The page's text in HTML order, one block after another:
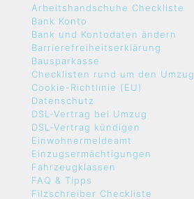
Arbeitshandschuhe Checkliste
Bank Konto
Bank und Kontodaten ändern
Barrierefreiheitserklärung
Bausparkasse
Checklisten rund um den Umzug
Cookie-Richtlinie (EU)
Datenschutz
DSL-Vertrag bei Umzug
DSL-Vertrag kündigen
Einwohnermeldeamt
Einzugsermächtigungen
Fahrzeugklassen
FAQ & Tipps
Filzschreiber Checkliste